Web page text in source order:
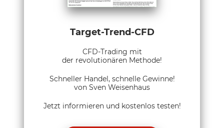
Target-Trend-CFD
CFD-Trading mit
der revolutionären Methode!
Schneller Handel, schnelle Gewinne!
von Sven Weisenhaus
Jetzt informieren und kostenlos testen!